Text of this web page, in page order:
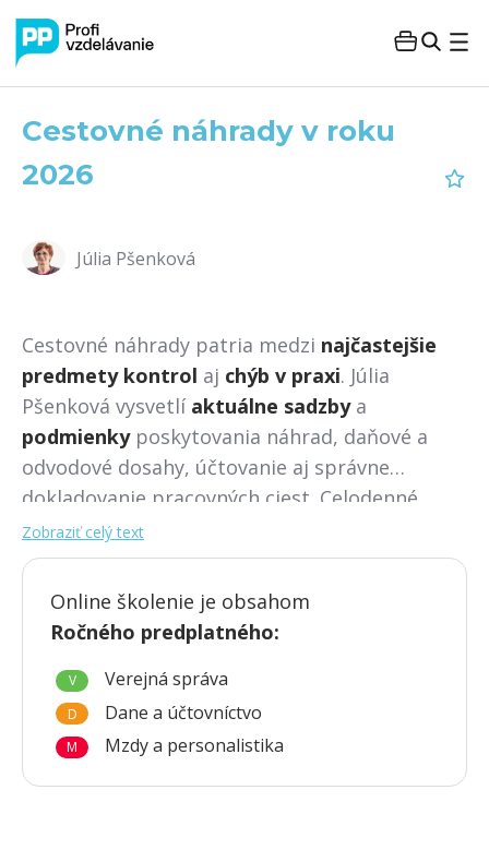
Cestovné náhrady v roku
2026
Júlia Pšenková
Cestovné náhrady patria medzi najčastejšie
predmety kontrol aj chýb v praxi. Júlia
Pšenková vysvetlí aktuálne sadzbya
podmienky poskytovania náhrad, daňové a
odvodové dosahy, účtovanie aj správne
dokladovanie pracovných ciest. Celodenné
školenie ponúkne množstvo
príkladova odpovede naotázky z praxe.
Zobraziť celý text
Online školenie je obsahom
Ročného predplatného:
V Verejná správa
D Dane a účtovníctvo
M Mzdy a personalistika